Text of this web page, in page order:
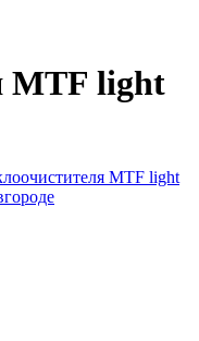
MTF light